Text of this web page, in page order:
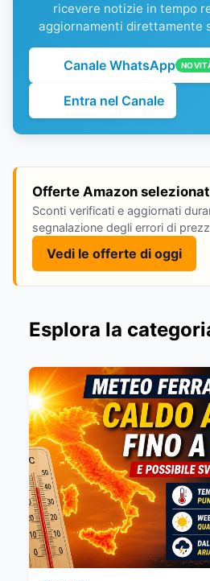
ricevere notizie in tempo
aggiornamenti direttamente
Canale WhatsApp
Entra nel Canale
Offerte Amazon
Sconti verificati e aggiornati
segnalazione degli errori di
Vedi le offerte di oggi
Esplora la